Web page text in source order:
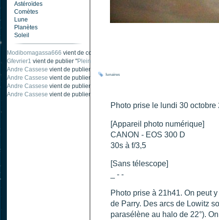
Astéroïdes
Comètes
Lune
Planètes
Soleil
Modibomagassa666 vient de commenter "
Gfevrier1 vient de publier "Pleine Lune - 9 Aout 205
Andre Cassese vient de publier "
Andre Cassese vient de publier "
Tache solaire 21 juin 2021 lunette halpha 120
Andre Cassese vient de publier "
Andre Cassese vient de publier "
lunaires
Photo prise le lundi 30
[Appareil photo numérique]
CANON - EOS 300 D
30s à f/3,5
[Sans télescope]
_ - -
Photo prise à 21h41. On peut
de Parry. Des arcs de Lowitz
parasélène au halo de 22°).